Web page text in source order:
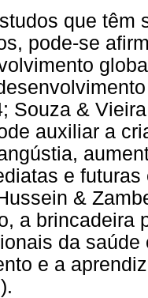
que têm
pode-se
Souza &
auxiliar a
e
&
a brincadeira
da
e a